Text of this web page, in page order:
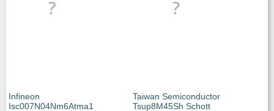
Infineon
Isc007N04Nm6Atma1
Taiwan Semiconductor
Tsup8M45Sh Schott